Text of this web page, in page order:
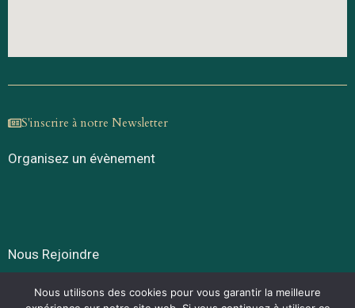
S'inscrire à notre Newsletter
Organisez un évènement
Nous Rejoindre
Politique de confidentialité
Nous utilisons des cookies pour vous garantir la meilleure